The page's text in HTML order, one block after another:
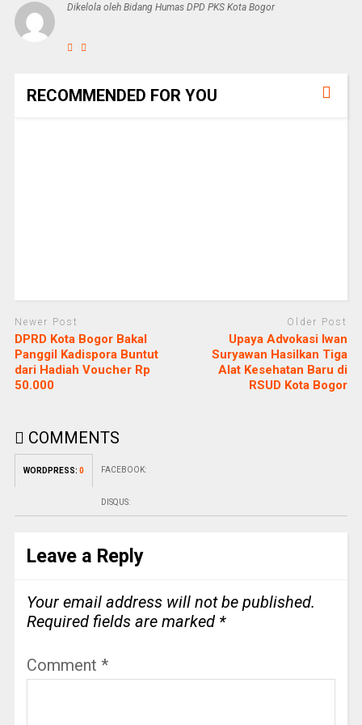
Dikelola oleh Bidang Humas DPD PKS Kota Bogor
RECOMMENDED FOR YOU
Newer Post
DPRD Kota Bogor Bakal
Panggil Kadispora Buntut
dari Hadiah Voucher Rp
50.000
Older Post
Upaya Advokasi Iwan
Suryawan Hasilkan Tiga
Alat Kesehatan Baru di
RSUD Kota Bogor
COMMENTS
WORDPRESS: 0 FACEBOOK:
DISQUS:
Leave a Reply
Your email address will not be published.
Required fields are marked *
Comment *